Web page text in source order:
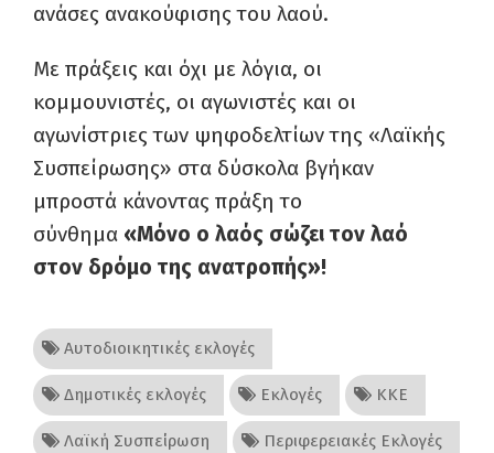
ανάσες ανακούφισης του λαού.
Με πράξεις και όχι με λόγια, οι
κομμουνιστές, οι αγωνιστές και οι
αγωνίστριες των ψηφοδελτίων της «Λαϊκής
Συσπείρωσης» στα δύσκολα βγήκαν
μπροστά κάνοντας πράξη το
σύνθημα «Μόνο ο λαός σώζει τον λαό
στον δρόμο της ανατροπής»!
Αυτοδιοικητικές εκλογές
Δημοτικές εκλογές Εκλογές ΚΚΕ
Λαϊκή Συσπείρωση Περιφερειακές Εκλογές